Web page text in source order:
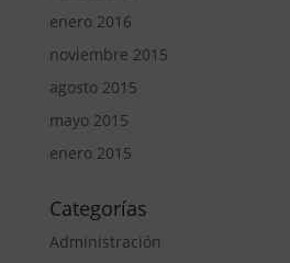
enero 2016
noviembre 2015
agosto 2015
mayo 2015
enero 2015
Categorías
Administración